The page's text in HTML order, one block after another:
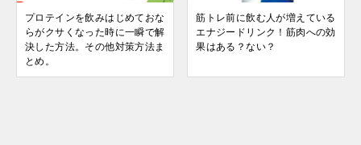
プロテインを飲みはじめておな
らがクサくなった時に一瞬で解
決した方法。その他対策方法ま
とめ。
筋トレ前に飲む人が増えている
エナジードリンク！筋肉への効
果はある？ない？